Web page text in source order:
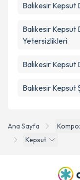
Ana Sayfa
Kepsut
Balıkesir Kepsut
Balıkesir Kepsut
Yetersizlikleri
Balıkesir Kepsut
Balıkesir